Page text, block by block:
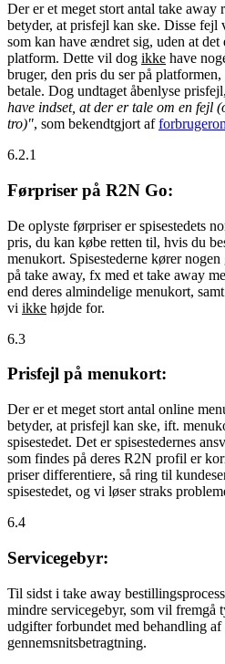
Der er et meget stort antal take
betyder, at prisfejl kan ske. Disse
som kan have ændret sig, uden at det
platform. Dette vil dog ikke have
bruger, den pris du ser på
betale. Dog undtaget åbenlyse prisfejl,
have indset, at der er tale om en fejl
tro)", som bekendtgjort af
6.2.1
Førpriser på R2N Go:
De oplyste førpriser er spisestedets
pris, du kan købe retten til, hvis du
menukort. Spisestederne kører nogen
på take away, fx med et take away
end deres almindelige menukort,
vi ikke højde for.
6.3
Prisfejl på menukort:
Der er et meget stort antal online
betyder, at prisfejl kan ske, ift.
spisestedet. Det er spisestedernes
som findes på deres R2N profil er
priser differentiere, så ring til
spisestedet, og vi løser straks
6.4
Servicegebyr:
Til sidst i take away
mindre servicegebyr, som vil
udgifter forbundet med behandling
gennemsnitsbetragtning.